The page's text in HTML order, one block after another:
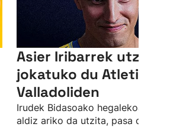
Asier Iribarrek utzita
jokatuko du Atletico
Valladoliden
Irudek Bidasoako hegalekoa
aldiz ariko da utzita, pasa den